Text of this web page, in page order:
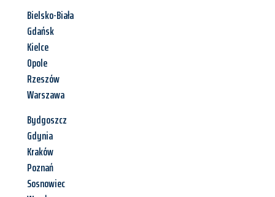
Bielsko-Biała
Gdańsk
Kielce
Opole
Rzeszów
Warszawa
Bydgoszcz
Gdynia
Kraków
Poznań
Sosnowiec